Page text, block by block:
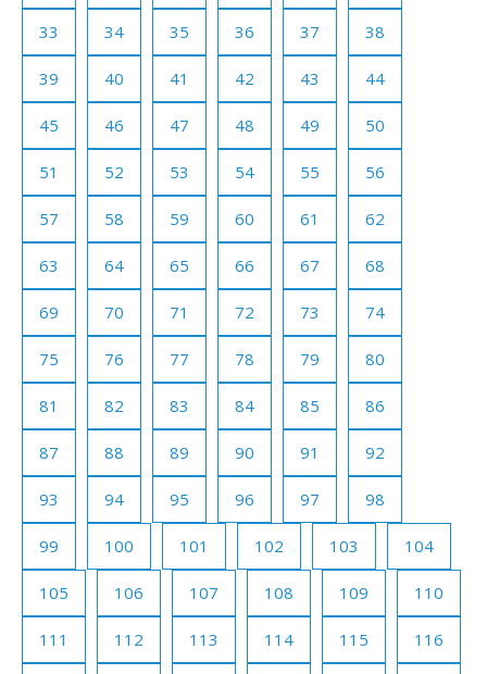
33 34 35 36 37 38
39 40 41 42 43 44
45 46 47 48 49 50
51 52 53 54 55 56
57 58 59 60 61 62
63 64 65 66 67 68
69 70 71 72 73 74
75 76 77 78 79 80
81 82 83 84 85 86
87 88 89 90 91 92
93 94 95 96 97 98
99 100 101 102 103 104
105 106 107 108 109 110
111 112 113 114 115 116